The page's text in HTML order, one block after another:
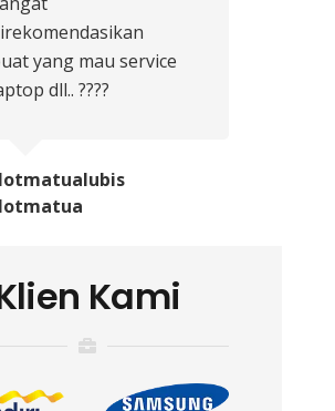
yang mau service
dll.. ????
Kami